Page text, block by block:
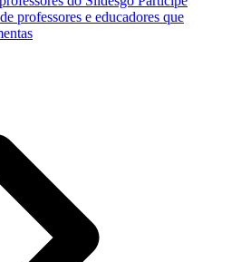
professores e educadores que